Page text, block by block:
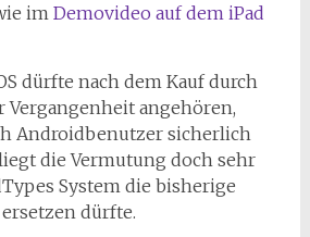
im Demovideo auf dem iPad
dürfte nach dem Kauf durch
Vergangenheit angehören,
Androidbenutzer sicherlich
die Vermutung doch sehr
System die bisherige
dürfte.